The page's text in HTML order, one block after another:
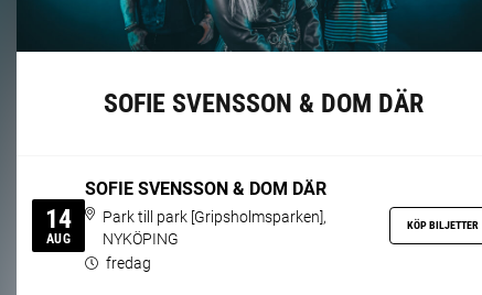
SOFIE SVENSSON & DOM DÄR
14
AUG
SOFIE SVENSSON & DOM DÄR
Park till park [Gripsholmsparken],
NYKÖPING
fredag
KÖP BILJETTER